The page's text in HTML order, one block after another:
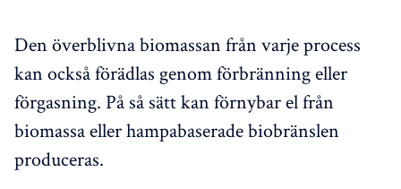
Den överblivna biomassan från varje process
kan också förädlas genom förbränning eller
förgasning. På så sätt kan förnybar el från
biomassa eller hampabaserade biobränslen
produceras.